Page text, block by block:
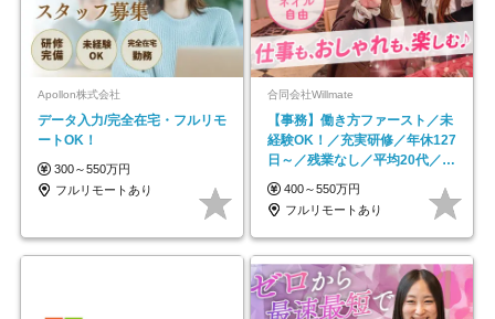
Apollon株式会社
データ入力/完全在宅・フルリモ
ートOK！
300～550万円
フルリモートあり
合同会社Willmate
【事務】働き方ファースト／未
経験OK！／充実研修／年休127
日～／残業なし／平均20代／リ
モートOK
400～550万円
フルリモートあり